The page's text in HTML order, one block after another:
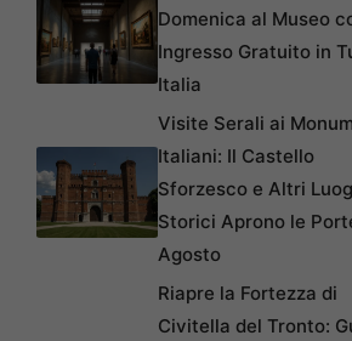
Domenica al Museo
Ingresso Gratuito in
Italia
Visite Serali ai
Italiani: Il Castello
Sforzesco e Altri
Storici Aprono le
Agosto
Riapre la Fortezza di
Civitella del Tronto: